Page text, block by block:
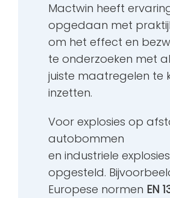
Mactwin heeft
opgedaan met
om het effect en
te onderzoeken met
juiste maatregelen te
inzetten.
Voor explosies op
autobommen
en industriele
opgesteld.
Europese normen EN